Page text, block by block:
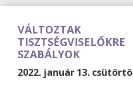
SZABÁLYOK
2022. január 13.